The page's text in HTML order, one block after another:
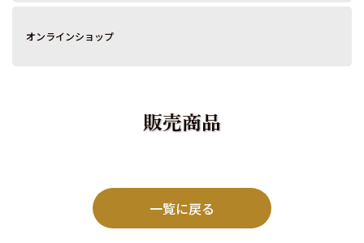
オンラインショップ
販売商品
一覧に戻る